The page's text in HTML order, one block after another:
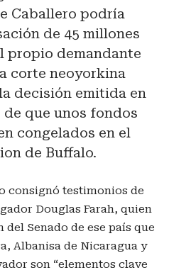
Caballero podría
de 45 millones
propio demandante
corte neoyorkina
decisión emitida en
que unos fondos
congelados en el
de Buffalo.
consignó testimonios de
Douglas Farah, quien
Senado de ese país que
Albanisa de Nicaragua y
son “elementos clave